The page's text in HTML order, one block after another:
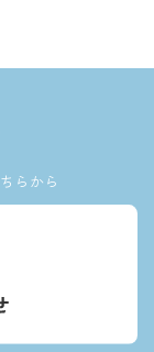
らから